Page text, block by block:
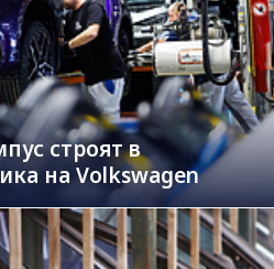
строят в
на Volkswagen